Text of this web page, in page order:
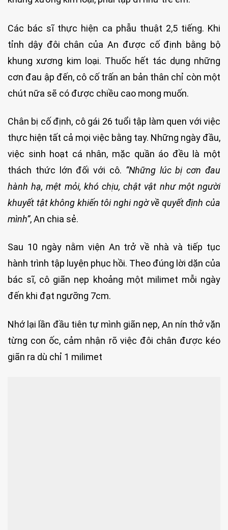
Các bác sĩ thực hiện ca phẫu thuật 2,5 tiếng. Khi
tỉnh dậy đôi chân của An được cố định bằng bộ
khung xương kim loại. Thuốc hết tác dụng những
cơn đau ập đến, cô cố trấn an bản thân chỉ còn một
chút nữa sẽ có được chiều cao mong muốn.
Chân bị cố định, cô gái 26 tuổi tập làm quen với việc
thực hiện tất cả mọi việc bằng tay. Những ngày đầu,
việc sinh hoạt cá nhân, mặc quần áo đều là một
thách thức lớn đối với cô. “Những lúc bị cơn đau
hành hạ, mệt mỏi, khó chịu, chật vật như một người
khuyết tật không khiến tôi nghi ngờ về quyết định của
mình”, An chia sẻ.
Sau 10 ngày nằm viện An trở về nhà và tiếp tục
hành trình tập luyện phục hồi. Theo đúng lời dặn của
bác sĩ, cô giãn nẹp khoảng một milimet mỗi ngày
đến khi đạt ngưỡng 7cm.
Nhớ lại lần đầu tiên tự mình giãn nẹp, An nín thở vặn
từng con ốc, cảm nhận rõ việc đôi chân được kéo
giãn ra dù chỉ 1 milimet